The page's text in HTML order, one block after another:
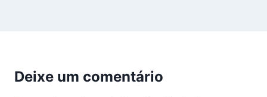
Deixe um comentário